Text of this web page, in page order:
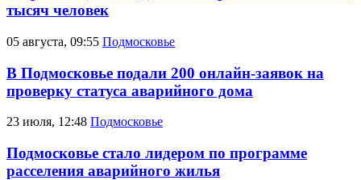
тысяч человек
05 августа, 09:55 Подмосковье
В Подмосковье подали 200 онлайн-заявок на
проверку статуса аварийного дома
23 июля, 12:48 Подмосковье
Подмосковье стало лидером по программе
расселения аварийного жилья